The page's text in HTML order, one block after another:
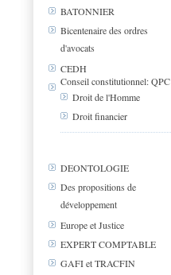
BATONNIER
Bicentenaire des ordres
d'avocats
CEDH
Conseil constitutionnel: QPC
Droit de l'Homme
Droit financier
DEONTOLOGIE
Des propositions de
développement
Europe et Justice
EXPERT COMPTABLE
GAFI et TRACFIN